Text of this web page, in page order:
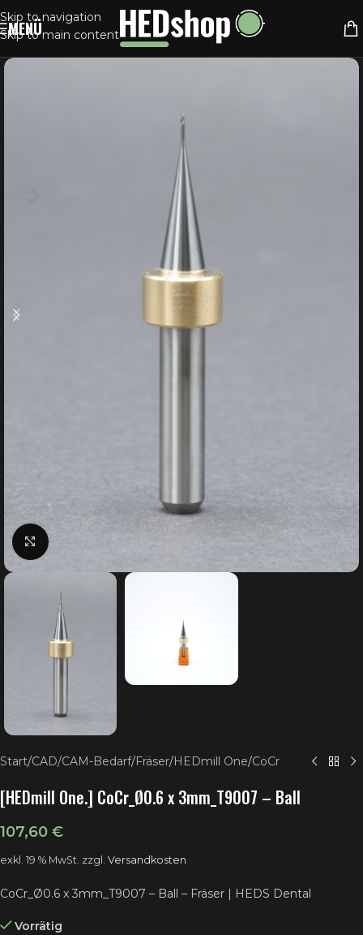
Skip to navigation
Skip to main content
MENÜ
Klick zum Vergrößern
Start/CAD/CAM-Bedarf/Fräser/HEDmill One/CoCr
[HEDmill One.] CoCr_Ø0.6 x 3mm_T9007 – Ball
107,60 €
exkl. 19 % MwSt. zzgl. Versandkosten
CoCr_Ø0.6 x 3mm_T9007 – Ball – Fräser | HEDS Dental
Vorrätig